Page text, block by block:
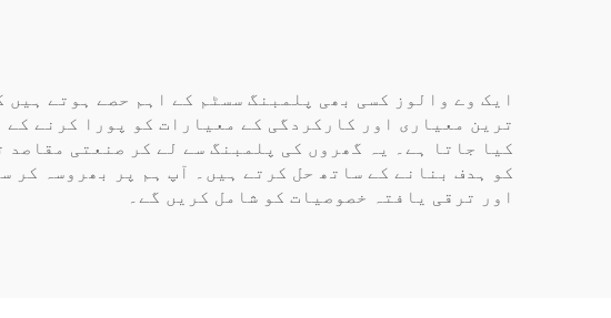
ایک وے والوز کسی بھی پلمبنگ سسٹم کے اہم حصے ہوتے
ترین معیاری اور کارکردگی کے معیارات کو پورا کرنے
کیا جاتا ہے۔ یہ گھروں کی پلمبنگ سے لے کر صنعتی
کو ہدف بنانے کے ساتھ حل کرتے ہیں۔ آپ ہم پر بھروسہ
اور ترقی یافتہ خصوصیات کو شامل کریں گے۔